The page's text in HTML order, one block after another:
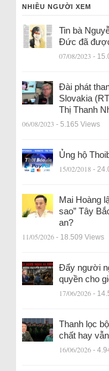
NHIỀU NGƯỜI XEM
Tin bà
Đức đã
07/08/2023 -
Đài phát
Slovakia
Thị Thanh
06/08/2023 - 5.165 Views
Ủng hộ
15/02/2018 -
Mai Hoàng
sao” Tây
an?
11/05/2026 - 18.509 Views
Đẩy người
quyền cho
17/06/2026 -
Thanh lọc
chất hay
16/06/2026 -